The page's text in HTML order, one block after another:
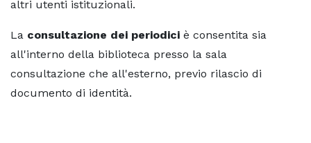
altri utenti istituzionali.
La consultazione dei periodici è consentita sia
all'interno della biblioteca presso la sala
consultazione che all'esterno, previo rilascio di
documento di identità.